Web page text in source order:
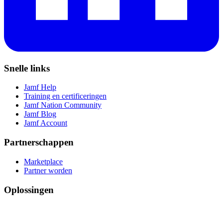
Snelle links
Jamf Help
Training en certificeringen
Jamf Nation Community
Jamf Blog
Jamf Account
Partnerschappen
Marketplace
Partner worden
Oplossingen